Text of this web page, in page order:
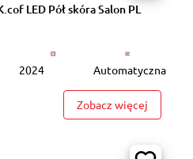
LED Pół skóra Salon PL
2024 Automatyczna
Zobacz więcej